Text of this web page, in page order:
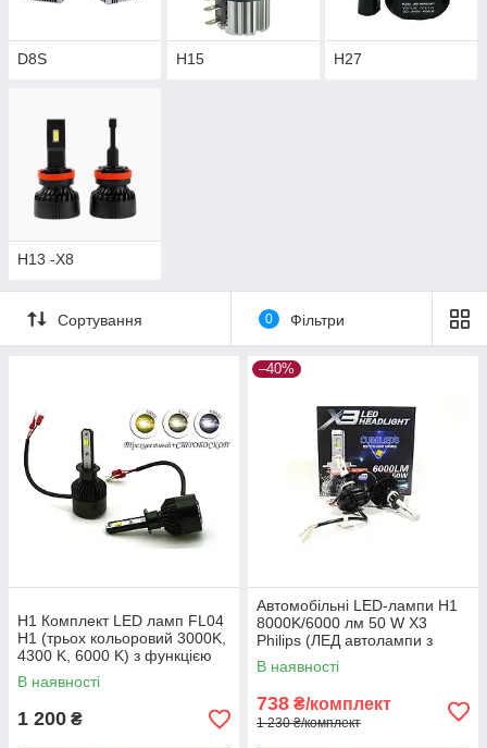
D8S H15 H27
Н13 -Х8
Сортування 0 Фільтри
Н1 Комплект LED ламп FL04
H1 (трьох кольоровий 3000K,
4300 K, 6000 K) з функцією
стробоскопа 12-24V 21W
В наявності
1 200 ₴
–40%
Автомобільні LED-лампи H1
8000K/6000 лм 50 W X3
Philips (ЛЕД автолампи з
активним охолодженням і
ip67)
В наявності
738 ₴/комплект
1 230 ₴/комплект